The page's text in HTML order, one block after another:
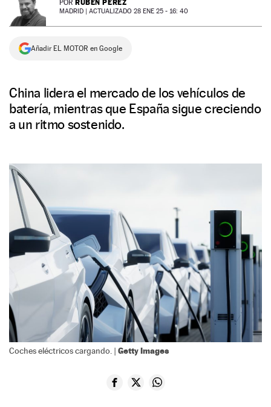
NEWSLETTER
SÍGUENOS
POR RUBÉN PÉREZ
MADRID | ACTUALIZADO 28 ENE 25 - 16: 40
Añadir EL MOTOR en Google
China lidera el mercado de los vehículos de
batería, mientras que España sigue creciendo
a un ritmo sostenido.
Coches eléctricos cargando. | Getty Images